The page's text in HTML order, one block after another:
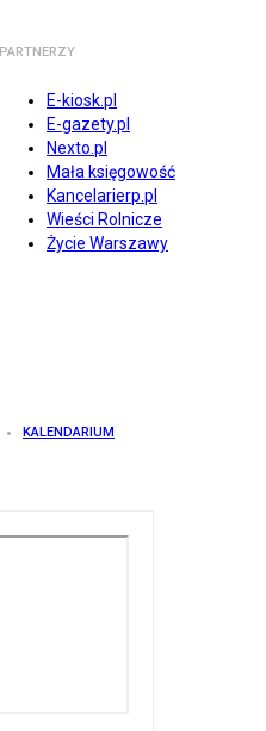
PARTNERZY
E-kiosk.pl
E-gazety.pl
Nexto.pl
Mała księgowość
Kancelarierp.pl
Wieści Rolnicze
Życie Warszawy
KALENDARIUM